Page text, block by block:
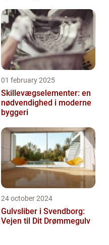
01 february 2025
Skillevægselementer: en
nødvendighed i moderne
byggeri
24 october 2024
Gulvsliber i Svendborg:
Vejen til Dit Drømmegulv